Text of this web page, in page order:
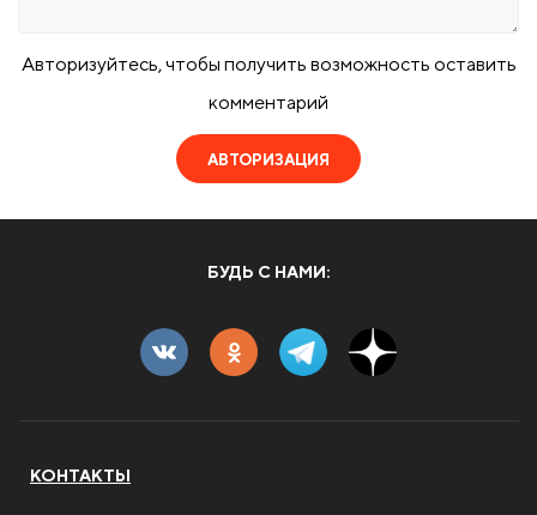
Авторизуйтесь, чтобы получить возможность оставить
комментарий
АВТОРИЗАЦИЯ
БУДЬ С НАМИ:
КОНТАКТЫ